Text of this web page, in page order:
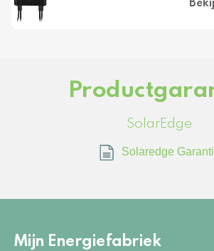
SolarEdge
Solaredge
Mijn Energiefabriek